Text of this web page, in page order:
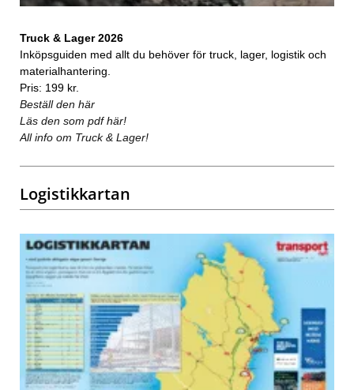
Truck & Lager 2026
Inköpsguiden med allt du behöver för truck, lager, logistik och
materialhantering.
Pris: 199 kr.
Beställ den här
Läs den som pdf här!
All info om Truck & Lager!
Logistikkartan